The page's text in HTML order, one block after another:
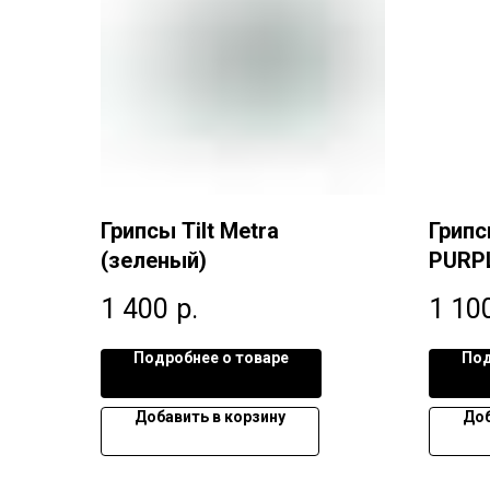
Грипсы Tilt Metra
(зеленый)
1 400 р.
Подробнее о товаре
Добавить в корзину
1